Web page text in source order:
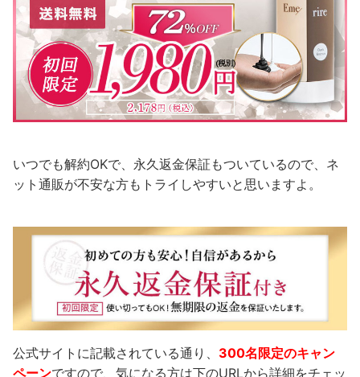
いつでも解約OKで、永久返金保証もついているので、ネ
ット通販が不安な方もトライしやすいと思いますよ。
公式サイトに記載されている通り、 300名限定のキャン
ペーンですので、気になる方は下のURLから詳細をチェッ